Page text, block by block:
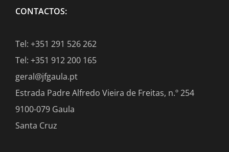
CONTACTOS:
Tel: +351 291 526 262
Tel: +351 912 200 165
geral@jfgaula.pt
Estrada Padre Alfredo Vieira de Freitas, n.º 254
9100-079 Gaula
Santa Cruz